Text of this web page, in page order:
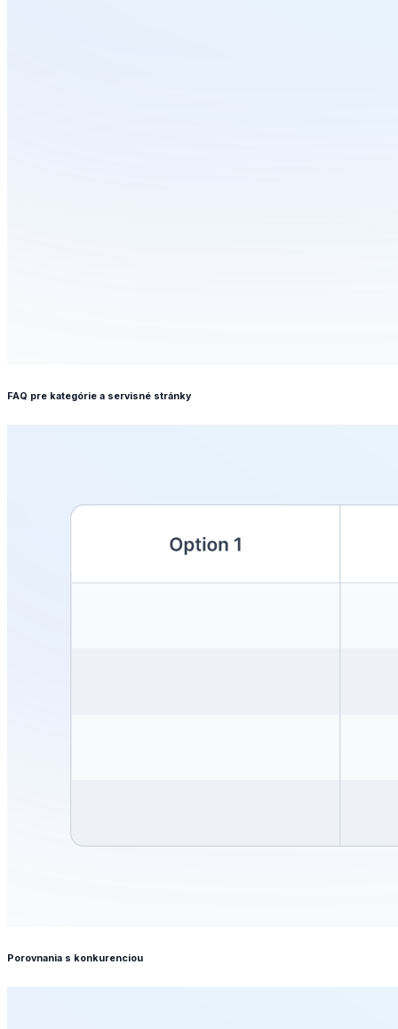
FAQ pre kategórie a servisné stránky
Porovnania s konkurenciou